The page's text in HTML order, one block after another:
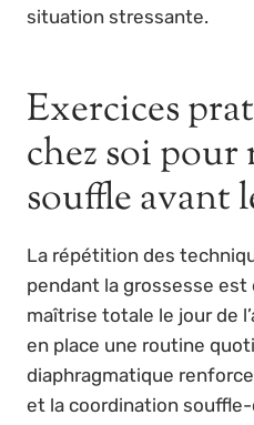
situation stressante.
Exercices
chez soi
souffle avant
La répétition des
pendant la grossesse
maîtrise totale le jour de
en place une routine
diaphragmatique
et la coordination souffle-